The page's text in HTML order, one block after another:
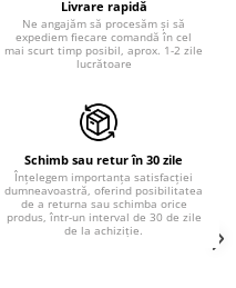
Livrare rapidă
Ne angajăm să procesăm și să
expediem fiecare comandă în cel
mai scurt timp posibil, aprox. 1-2 zile
lucrătoare
Schimb sau retur în 30 zile
Înțelegem importanța satisfacției
dumneavoastră, oferind posibilitatea
de a returna sau schimba orice
produs, într-un interval de 30 de zile
de la achiziție.